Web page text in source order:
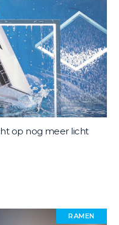
op nog meer licht
RAMEN